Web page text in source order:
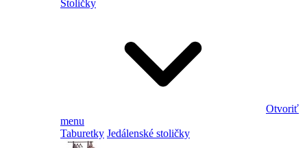
Stoličky
Otvoriť
menu
Taburetky Jedálenské stoličky